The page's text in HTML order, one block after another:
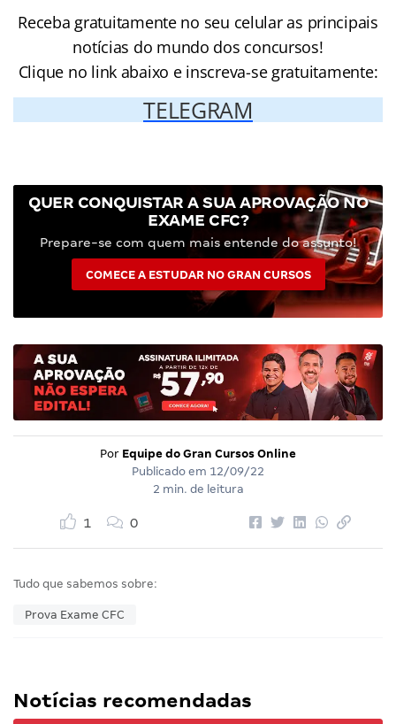
Receba gratuitamente no seu celular as principais
notícias do mundo dos concursos!
Clique no link abaixo e inscreva-se gratuitamente:
TELEGRAM
QUER CONQUISTAR A SUA APROVAÇÃO NO
EXAME CFC?
Prepare-se com quem mais entende do assunto!
COMECE A ESTUDAR NO GRAN CURSOS
Por Equipe do Gran Cursos Online
Publicado em 12/09/22
2 min. de leitura
1 0
Tudo que sabemos sobre:
Prova Exame CFC
Notícias recomendadas